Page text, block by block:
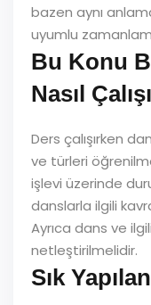
bazen aynı
uyumlu
Bu Konu
Nasıl
Ders çalışırken
ve türleri
işlevi üzerinde
danslarla ilgili
Ayrıca dans ve
netleştirilmelidir.
Sık